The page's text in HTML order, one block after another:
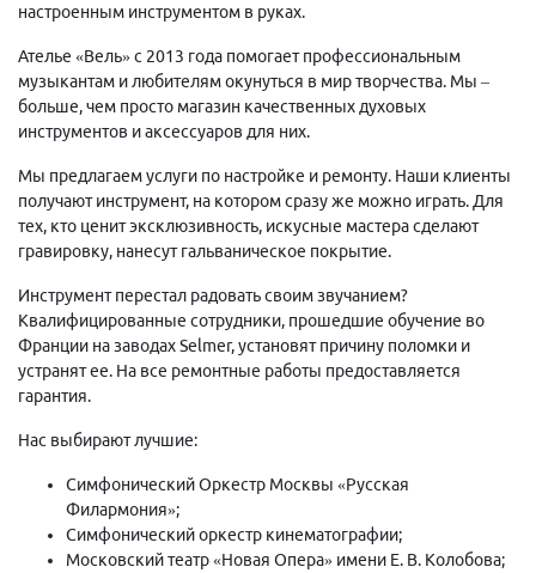
настроенным инструментом в руках.
Ателье «Вель» с 2013 года помогает профессиональным
музыкантам и любителям окунуться в мир творчества. Мы –
больше, чем просто магазин качественных духовых
инструментов и аксессуаров для них.
Мы предлагаем услуги по настройке и ремонту. Наши клиенты
получают инструмент, на котором сразу же можно играть. Для
тех, кто ценит эксклюзивность, искусные мастера сделают
гравировку, нанесут гальваническое покрытие.
Инструмент перестал радовать своим звучанием?
Квалифицированные сотрудники, прошедшие обучение во
Франции на заводах Selmer, установят причину поломки и
устранят ее. На все ремонтные работы предоставляется
гарантия.
Нас выбирают лучшие:
Симфонический Оркестр Москвы «Русская
Филармония»;
Симфонический оркестр кинематографии;
Московский театр «Новая Опера» имени Е. В. Колобова;